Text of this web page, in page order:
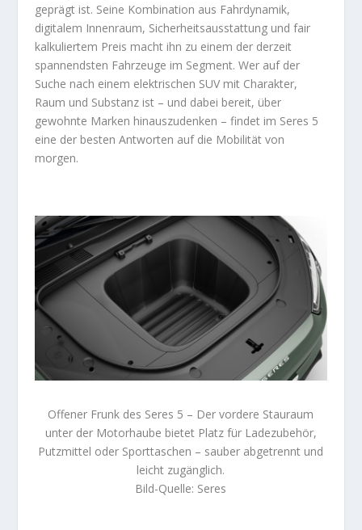
geprägt ist. Seine Kombination aus Fahrdynamik,
digitalem Innenraum, Sicherheitsausstattung und fair
kalkuliertem Preis macht ihn zu einem der derzeit
spannendsten Fahrzeuge im Segment. Wer auf der
Suche nach einem elektrischen SUV mit Charakter,
Raum und Substanz ist – und dabei bereit, über
gewohnte Marken hinauszudenken – findet im Seres 5
eine der besten Antworten auf die Mobilität von
morgen.
Offener Frunk des Seres 5 – Der vordere Stauraum
unter der Motorhaube bietet Platz für Ladezubehör,
Putzmittel oder Sporttaschen – sauber abgetrennt und
leicht zugänglich.
Bild-Quelle: Seres